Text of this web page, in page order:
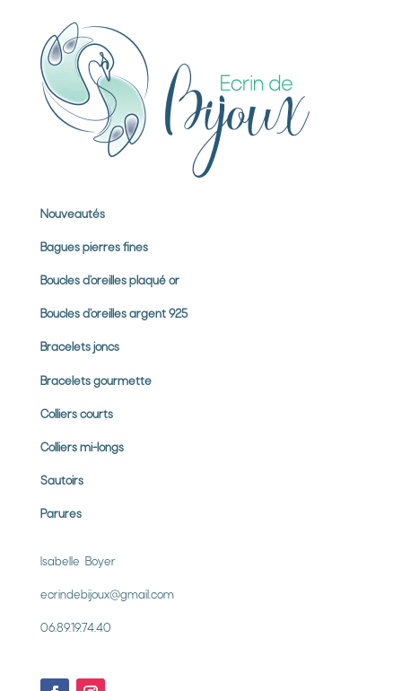
Nouveautés
Bagues pierres fines
Boucles d’oreilles plaqué or
Boucles d’oreilles argent 925
Bracelets joncs
Bracelets gourmette
Colliers courts
Colliers mi-longs
Sautoirs
Parures
Isabelle Boyer
ecrindebijoux@gmail.com
06.89.19.74.40